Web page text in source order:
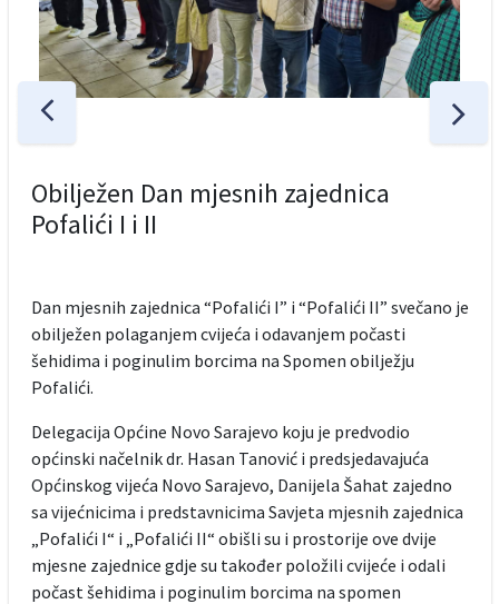
Obilježen Dan mjesnih zajednica
Pofalići I i II
Dan mjesnih zajednica “Pofalići I” i “Pofalići II” svečano je
obilježen polaganjem cvijeća i odavanjem počasti
šehidima i poginulim borcima na Spomen obilježju
Pofalići.
Delegacija Općine Novo Sarajevo koju je predvodio
općinski načelnik dr. Hasan Tanović i predsjedavajuća
Općinskog vijeća Novo Sarajevo, Danijela Šahat zajedno
sa vijećnicima i predstavnicima Savjeta mjesnih zajednica
„Pofalići I“ i „Pofalići II“ obišli su i prostorije ove dvije
mjesne zajednice gdje su također položili cvijeće i odali
počast šehidima i poginulim borcima na spomen